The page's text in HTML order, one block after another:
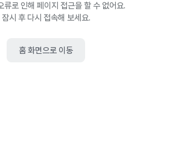
류로 인해 페이지 접근을 할 수 없어요.
잠시 후 다시 접속해 보세요.
홈 화면으로 이동